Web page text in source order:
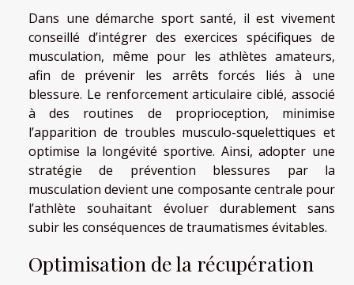
Dans une démarche sport santé, il est vivement
conseillé d’intégrer des exercices spécifiques de
musculation, même pour les athlètes amateurs,
afin de prévenir les arrêts forcés liés à une
blessure. Le renforcement articulaire ciblé, associé
à des routines de proprioception, minimise
l’apparition de troubles musculo-squelettiques et
optimise la longévité sportive. Ainsi, adopter une
stratégie de prévention blessures par la
musculation devient une composante centrale pour
l’athlète souhaitant évoluer durablement sans
subir les conséquences de traumatismes évitables.
Optimisation de la récupération